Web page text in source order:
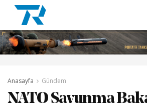
Anasayfa Gündem
NATO Savunma